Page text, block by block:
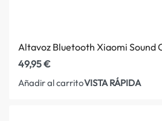
Altavoz Bluetooth Xiaomi Sound
49,95€
Añadir al carritoVISTA RÁPIDA